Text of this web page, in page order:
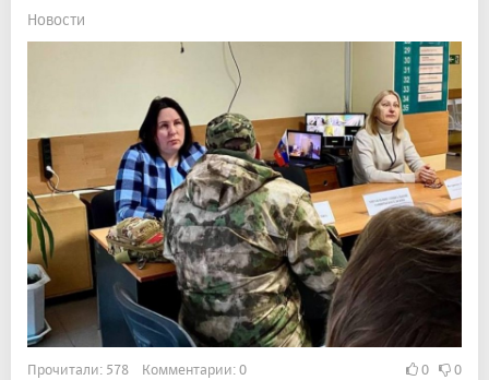
Новости
Прочитали: 578 Комментарии: 0 0 0